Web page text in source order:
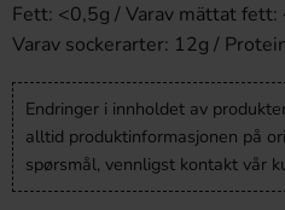
Fett: <0,5g / Varav mättat
Varav sockerarter: 12g /
Endringer i innholdet av
alltid produktinformasjonen på
spørsmål, vennligst kontakt vår